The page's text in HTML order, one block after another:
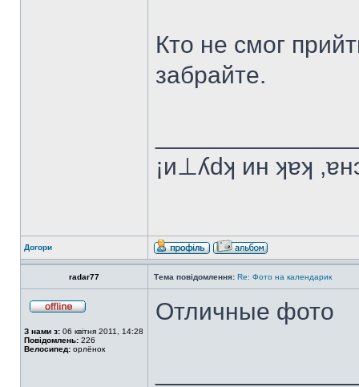
Кто не смог
забрайте.
¡и⊥ʎdʞ ин ʞɐʞ
Догори
radar77 Тема повідомлення: Re: Фото на календарик
З нами з: 06 квітня 2011, 14:28
Повідомлень: 226
Велосипед: орлёнок
Отличные фото